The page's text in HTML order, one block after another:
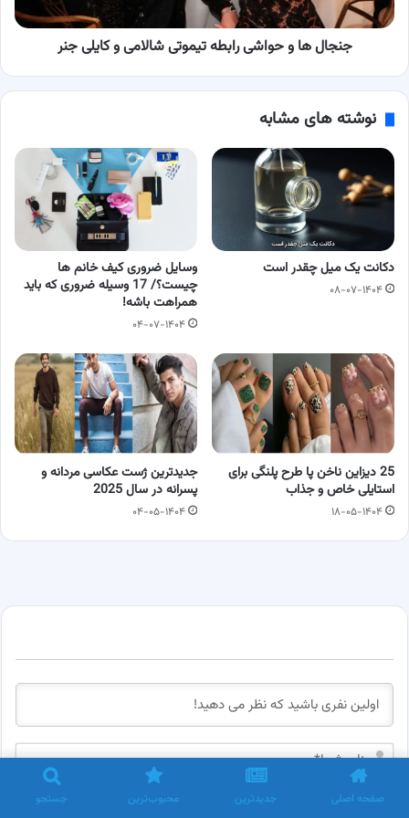
و
کایلی
جنجال‌ ها و حواشی رابطه تیموتی شالامی و کایلی جنر
نوشته های مشابه
دکانت یک میل چقدر است
۰۸-۰۷-۱۴۰۴
وسایل ضروری کیف خانم ها
چیست؟/ 17 وسیله ضروری که باید
همراهت باشه!
۰۴-۰۷-۱۴۰۴
25 دیزاین ناخن پا طرح پلنگی برای
استایلی خاص و جذاب
۱۸-۰۵-۱۴۰۴
جدیدترین ژست عکاسی مردانه و
پسرانه در سال 2025
۰۴-۰۵-۱۴۰۴
صفحه اصلی جدیدترین محبوب‌ترین جستجو